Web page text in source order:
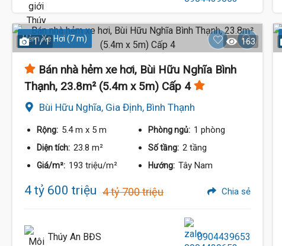
4.4 Tỷ
Hẻm Xe Hơi (7 m)
1 / 1 163
Bán nhà hẻm xe hơi, Bùi Hữu Nghĩa Bình
Thạnh, 23.8m² (5.4m x 5m) Cấp 4
Bùi Hữu Nghĩa, Gia Định, Bình Thạnh
Rộng: 5.4 m x 5 m Phòng ngủ: 1 phòng
Diện tích: 23.8 m² Số tầng: 2 tầng
Giá/m²: 193 triệu/m² Hướng: Tây Nam
4 tỷ 600 triệu 4 tỷ 700 triệu Chia sẻ
Thúy An BĐS 0904439653